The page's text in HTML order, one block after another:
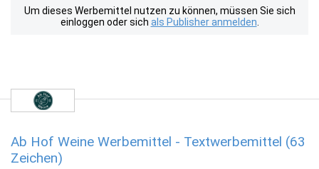
Um dieses Werbemittel nutzen zu können, müssen Sie sich
einloggen oder sich als Publisher anmelden
Ab Hof Weine Werbemittel - Textwerbemittel (63
Zeichen)